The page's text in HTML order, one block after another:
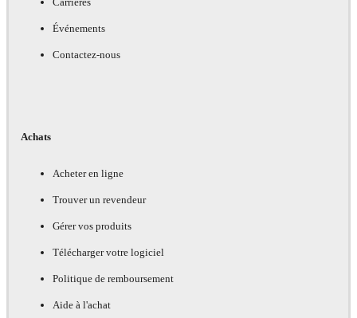
Événements
Contactez-nous
Achats
Acheter en ligne
Trouver un revendeur
Gérer vos produits
Télécharger votre logiciel
Politique de remboursement
Aide à l'achat